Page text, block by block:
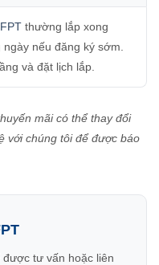
thường lắp xong
nếu đăng ký sớm.
và đặt lịch lắp.
mãi có thể thay đổi
với chúng tôi để được báo
tư vấn hoặc liên